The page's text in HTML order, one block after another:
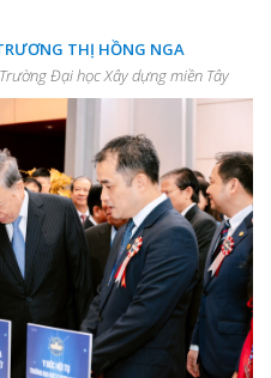
THỊ HỒNG NGA
Đại học Xây dựng miền Tây